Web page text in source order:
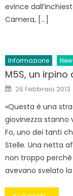
evince
Camera, […]
Informazione
M5S, un
Posted
on
26 Febbraio 2013
«Questa è una
giovinezza stanno
Fo, uno dei tanti
Stelle. Una netta
non troppo
avevano svelato la